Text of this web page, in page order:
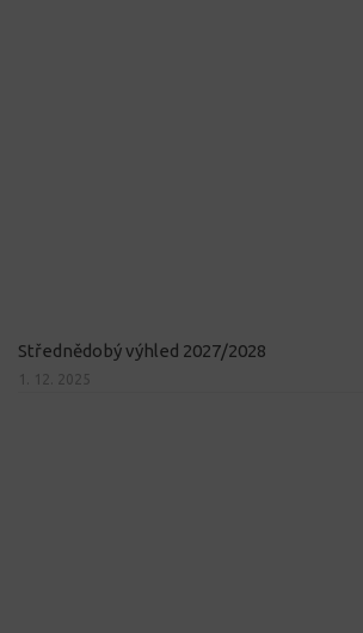
Střednědobý výhled 2027/2028
1. 12. 2025